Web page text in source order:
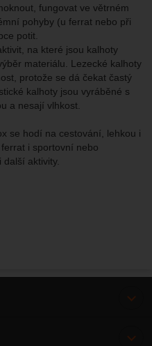
fungovat ve větrném
pohyby (u ferrat nebo při
potit.
na které jsou kalhoty
materiálu. Lezecké kalhoty
protože se dá čekat častý
kalhoty jsou vyráběné s
a nesají vlhkost.
se hodí na cestování, lehkou i
i sportovní nebo
aktivity.